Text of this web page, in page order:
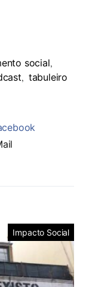
social,
, tabuleiro
Impacto Social